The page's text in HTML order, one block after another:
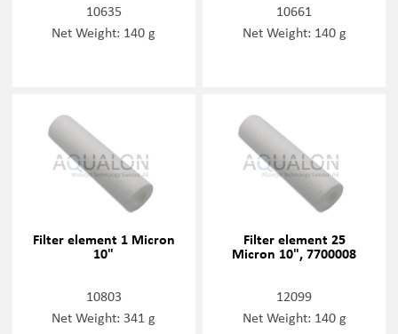
10635
Net Weight: 140 g
10661
Net Weight: 140 g
Filter element 1 Micron
10"
10803
Net Weight: 341 g
Filter element 25
Micron 10", 7700008
12099
Net Weight: 140 g